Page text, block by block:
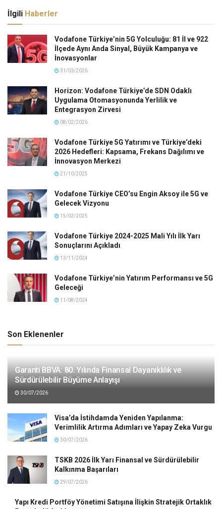
İlgili Haberler
Vodafone Türkiye’nin 5G Yolculuğu: 81 İl ve 922
İlçede Aynı Anda Sinyal, Büyük Kampanya ve
İnovasyonlar
31/03/2026
Horizon: Vodafone Türkiye’de SDN Odaklı
Uygulama Otomasyonunda Yerlilik ve
Entegrasyon Zirvesi
08/02/2026
Vodafone Türkiye 5G Yatırımı ve Türkiye’deki
2026 Hedefleri: Kapsama, Frekans Dağılımı ve
İnnovasyon Merkezi
21/10/2025
Vodafone Türkiye CEO’su Engin Aksoy ile 5G ve
Gelecek Vizyonu
15/02/2025
Vodafone Türkiye 2024-2025 Mali Yılı İlk Yarı
Sonuçlarını Açıkladı
13/11/2024
Vodafone Türkiye’nin Yatırım Performansı ve 5G
Geleceği
11/08/2024
Son Eklenenler
Garanti BBVA: 80. Yılında Finansal Dayanıklılık ve
Sürdürülebilir Büyüme Anlayışı
30/07/2026
Visa’da İstihdamda Yeniden Yapılanma:
Verimlilik Artırma Adımları ve Yapay Zeka Vurgu
30/07/2026
TSKB 2026 İlk Yarı Finansal ve Sürdürülebilir
Kalkınma Başarıları
29/07/2026
Yapı Kredi Portföy Yönetimi Satışına İlişkin Stratejik Ortaklık